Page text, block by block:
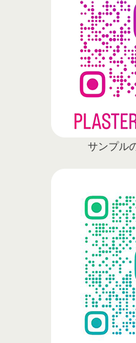
サンプル